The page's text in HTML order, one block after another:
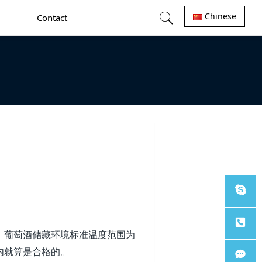
Chinese
Contact
萄酒储藏环境标准温度范围为
算是合格的。
Sales
Tel